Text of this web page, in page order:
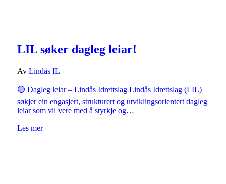
LIL søker dagleg leiar!
Av Lindås IL
🟢 Dagleg leiar – Lindås Idrettslag Lindås Idrettslag (LIL)
søkjer ein engasjert, strukturert og utviklingsorientert dagleg
leiar som vil vere med å styrkje og…
Les mer